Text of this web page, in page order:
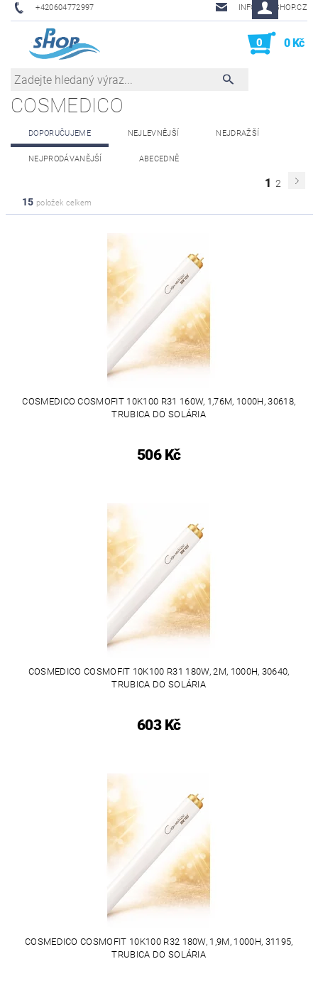
+420604772997 INFO@PHSHOP.CZ
0 0 Kč
COSMEDICO
DOPORUČUJEME NEJLEVNĚJŠÍ NEJDRAŽŠÍ
NEJPRODÁVANĚJŠÍ ABECEDNĚ
1 2
15 položek celkem
COSMEDICO COSMOFIT 10K100 R31 160W, 1,76M, 1000H, 30618,
TRUBICA DO SOLÁRIA
506 Kč
COSMEDICO COSMOFIT 10K100 R31 180W, 2M, 1000H, 30640,
TRUBICA DO SOLÁRIA
603 Kč
COSMEDICO COSMOFIT 10K100 R32 180W, 1,9M, 1000H, 31195,
TRUBICA DO SOLÁRIA